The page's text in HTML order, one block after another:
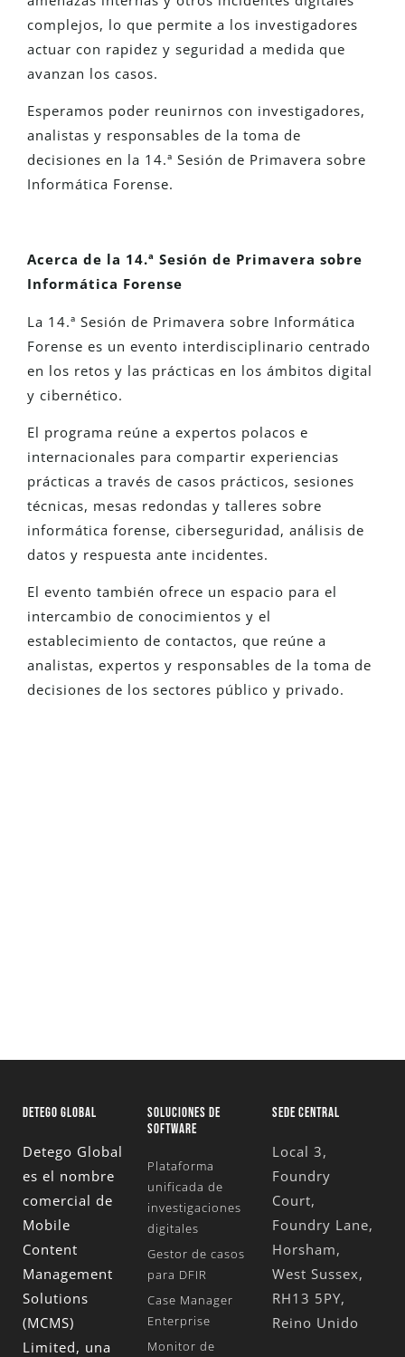
complejos, lo que permite a los investigadores
actuar con rapidez y seguridad a medida que
avanzan los casos.
Esperamos poder reunirnos con investigadores,
analistas y responsables de la toma de
decisiones en la 14.ª Sesión de Primavera sobre
Informática Forense.
Acerca de la 14.ª Sesión de Primavera sobre
Informática Forense
La 14.ª Sesión de Primavera sobre Informática
Forense es un evento interdisciplinario centrado
en los retos y las prácticas en los ámbitos digital
y cibernético.
El programa reúne a expertos polacos e
internacionales para compartir experiencias
prácticas a través de casos prácticos, sesiones
técnicas, mesas redondas y talleres sobre
informática forense, ciberseguridad, análisis de
datos y respuesta ante incidentes.
El evento también ofrece un espacio para el
intercambio de conocimientos y el
establecimiento de contactos, que reúne a
analistas, expertos y responsables de la toma de
decisiones de los sectores público y privado.
DETEGO GLOBAL
Detego Global
es el nombre
comercial de
Mobile
Content
Management
Solutions
(MCMS)
Limited, una
SOLUCIONES DE
SOFTWARE
Plataforma
unificada de
investigaciones
digitales
Gestor de casos
para DFIR
Case Manager
Enterprise
Monitor de
SEDE CENTRAL
Local 3,
Foundry
Court,
Foundry Lane,
Horsham,
West Sussex,
RH13 5PY,
Reino Unido